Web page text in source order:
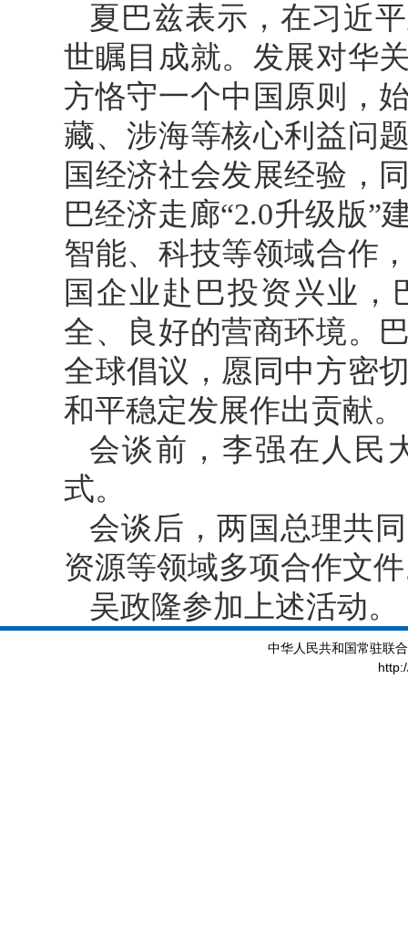
夏巴兹表示，在习近
世瞩目成就。发展对华
方恪守一个中国原则，
藏、涉海等核心利益问
国经济社会发展经验，
巴经济走廊“2.0升级版”
智能、科技等领域合作
国企业赴巴投资兴业
全、良好的营商环境。
全球倡议，愿同中方密
和平稳定发展作出贡献。
会谈前，李强在人民
式。
会谈后，两国总理共
资源等领域多项合作文
吴政隆参加上述活动。
中华人民共和国常驻联